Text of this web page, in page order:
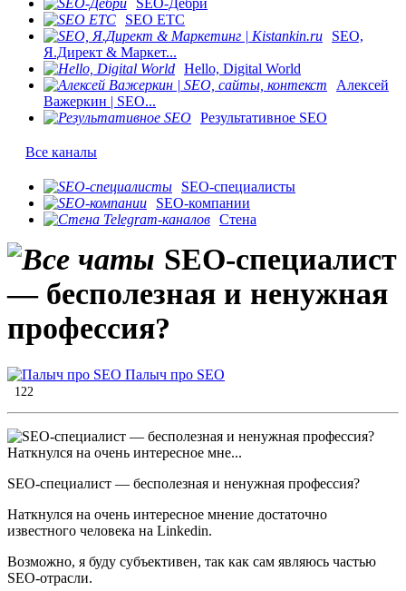
SEO-Де́бри
SEO ETC
SEO,
Я.Директ & Маркет...
Hello, Digital World
Алексей
Важеркин | SEO...
Результативное SEO
Все каналы
SEO-специалисты
SEO-компании
Стена
SEO-специалист
— бесполезная и ненужная
профессия?
Палыч про SEO
122
SEO-специалист — бесполезная и ненужная профессия?
Наткнулся на очень интересное мнение достаточно
известного человека на Linkedin.
Возможно, я буду субъективен, так как сам являюсь частью
SEO-отрасли.